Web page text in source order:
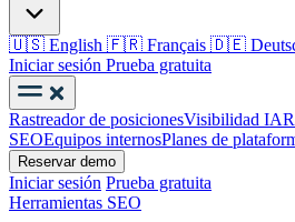
🇺🇸 English 🇫🇷 Français 🇩🇪
Iniciar sesión Prueba gratuita
Rastreador de posicionesVisibilidad IA
SEOEquipos internosPlanes de
Reservar demo
Iniciar sesión Prueba gratuita
Herramientas SEO